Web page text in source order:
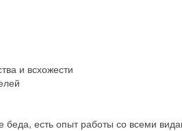
и всхожести
есть опыт работы со всеми